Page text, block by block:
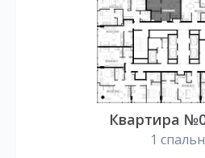
Квартира
1